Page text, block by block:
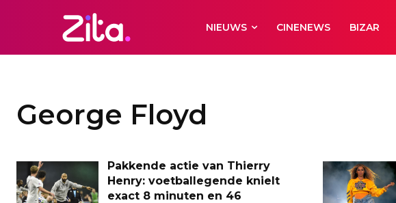
NIEUWS CINENEWS BIZAR
George Floyd
Pakkende actie van Thierry
Henry: voetballegende knielt
exact 8 minuten en 46